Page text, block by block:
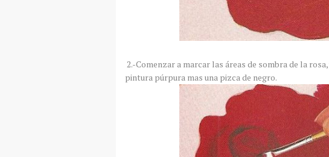
2.-Comenzar a marcar las áreas de sombra de la
pintura púrpura mas una pizca de negro.